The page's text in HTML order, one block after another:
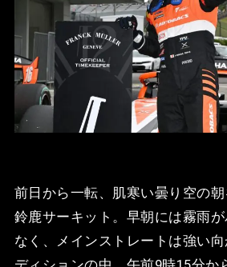
前日から一転、肌寒い曇り空の朝
鈴鹿サーキット。早朝には霧雨
なく、メインストレートは強い